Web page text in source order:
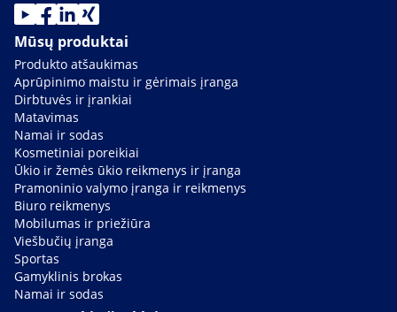
Mūsų produktai
Produkto atšaukimas
Aprūpinimo maistu ir gėrimais įranga
Dirbtuvės ir įrankiai
Matavimas
Namai ir sodas
Kosmetiniai poreikiai
Ūkio ir žemės ūkio reikmenys ir įranga
Pramoninio valymo įranga ir reikmenys
Biuro reikmenys
Mobilumas ir priežiūra
Viešbučių įranga
Sportas
Gamyklinis brokas
Namai ir sodas